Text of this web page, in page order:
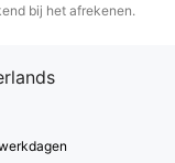
bij het afrekenen.